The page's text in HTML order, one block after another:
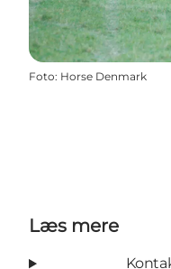
Foto: Horse Denmark
Læs mere